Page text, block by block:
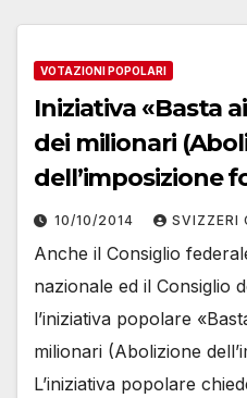
VOTAZIONI POPOLARI
Iniziativa «Basta
dei milionari
dell’imposizione
10/10/2014 SVIZZERI
Anche il Consiglio
nazionale ed il Consiglio
l’iniziativa popolare
milionari (Abolizione
L’iniziativa popolare